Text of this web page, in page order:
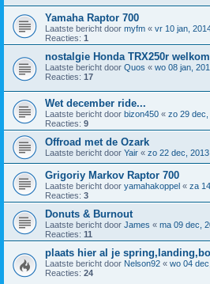
Yamaha Raptor 700
Laatste bericht door myfm « vr 10 jan,
Reacties: 1
nostalgie Honda TRX250r
Laatste bericht door Quos « wo 08 jan,
Reacties: 17
Wet december ride...
Laatste bericht door bizon450 « zo 29
Reacties: 9
Offroad met de Ozark
Laatste bericht door Yair « zo 22 dec,
Grigoriy Markov Raptor 700
Laatste bericht door yamahakoppel « za
Reacties: 3
Donuts & Burnout
Laatste bericht door James « ma 09 dec,
Reacties: 11
plaats hier al je
Laatste bericht door Nelson92 « wo 04
Reacties: 24